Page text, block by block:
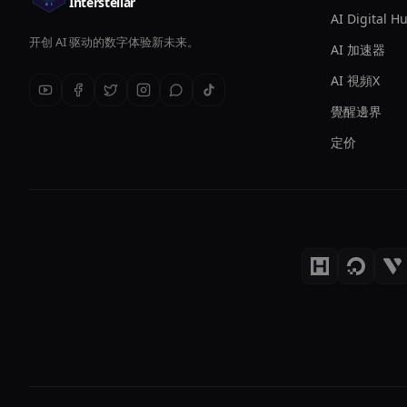
开创 AI 驱动的数字体验新未来。
AI Digital
AI 加速器
AI 視頻X
覺醒邊界
定价